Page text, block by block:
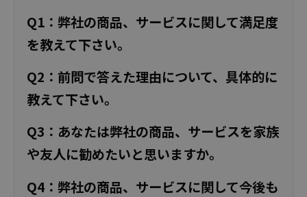
Q1：弊社の商品、サービスに関して満足度
を教えて下さい。
Q2：前問で答えた理由について、具体的に
教えて下さい。
Q3：あなたは弊社の商品、サービスを家族
や友人に勧めたいと思いますか。
Q4：弊社の商品、サービスに関して今後も